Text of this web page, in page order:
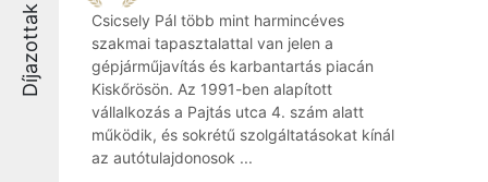
Díjazottak
Csicsely Pál több mint harmincéves
szakmai tapasztalattal van jelen a
gépjárműjavítás és karbantartás piacán
Kiskőrösön. Az 1991-ben alapított
vállalkozás a Pajtás utca 4. szám alatt
működik, és sokrétű szolgáltatásokat kínál
az autótulajdonosok ...